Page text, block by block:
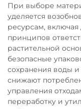
При выборе
уделяется
ресурсам,
принципов
растительной
безопасные
сохранения воды
снижают
управления
переработку и